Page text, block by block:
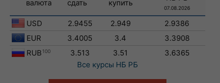
валюта сдать купить
07.08.2026
USD 2.9455 2.949
2.9386
EUR
3.4005 3.4
3.3908
RUB 100 3.513 3.51
3.6365
Все курсы НБ РБ